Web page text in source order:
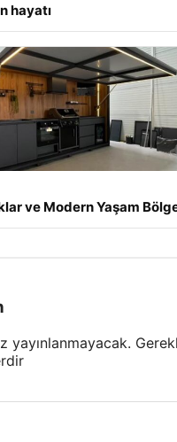
hayatı
ve Modern Yaşam
yayınlanmayacak.